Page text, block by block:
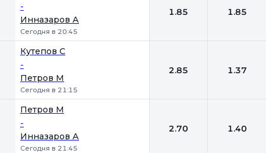
-
Инназаров А
Сегодня в 20:45
1.85 1.85
Кутепов С
-
Петров М
Сегодня в 21:15
2.85 1.37
Петров М
-
Инназаров А
Сегодня в 21:45
2.70 1.40